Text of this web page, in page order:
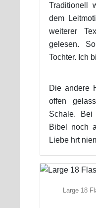
Traditionell
dem
weiterer
gelesen.
Tochter. Ich
Die andere
offen
Schale.
Bibel noch
Liebe hrt
Large 18